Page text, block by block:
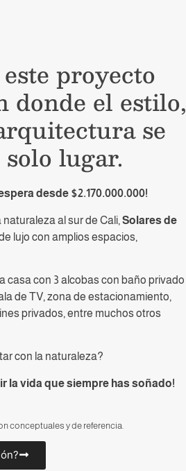
INFORMACIÓN
proyecto
donde el estilo,
se
lugar.
desde $2.170.000.000!
al sur de Cali, Solares de
lujo con amplios espacios,
casa con 3 alcobas con baño privado
de TV, zona de estacionamiento,
privados, entre muchos otros
con la naturaleza?
la vida que siempre has soñado!
conceptuales y de referencia.